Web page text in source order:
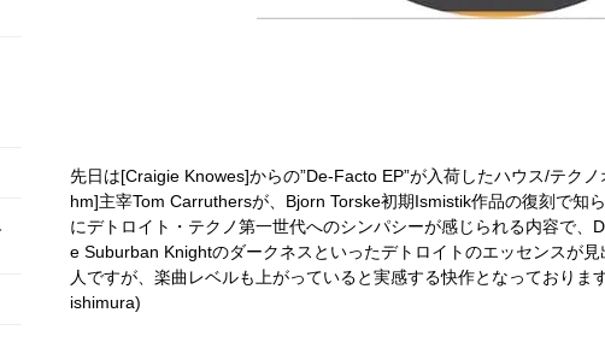
先日は[Craigie Knowes]からの”De-Facto EP”が入荷したハウス/テク
hm]主宰Tom Carruthersが、Bjorn Torske初期Ismistik作品の復刻で知
にデトロイト・テクノ第一世代へのシンパシーが感じられる内容で
e Suburban Knightのダークネスといったデトロイトのエッセンスが
人ですが、楽曲レベルも上がっていると実感する快作となっておりま
ishimura)